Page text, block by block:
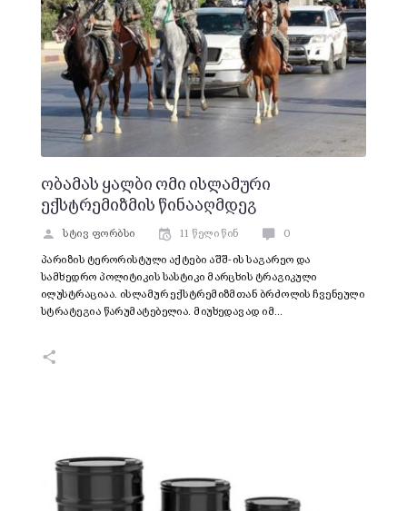
ობამას ყალბი ომი ისლამური
ექსტრემიზმის წინააღმდეგ
სტივ ფორბსი 11 წელი წინ 0
პარიზის ტერორისტული აქტები აშშ-ის საგარეო და
სამხედრო პოლიტიკის სასტიკი მარცხის ტრაგიკული
ილუსტრაციაა. ისლამურ ექსტრემიზმთან ბრძოლის ჩვენეული
სტრატეგია წარუმატებელია. მიუხედავად იმ…